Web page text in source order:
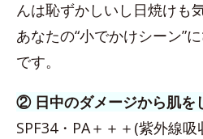
んは恥ずかしいし日焼けも
あなたの“小でかけシーン”
です。
② 日中のダメージから肌を
SPF34・PA＋＋＋(紫外線